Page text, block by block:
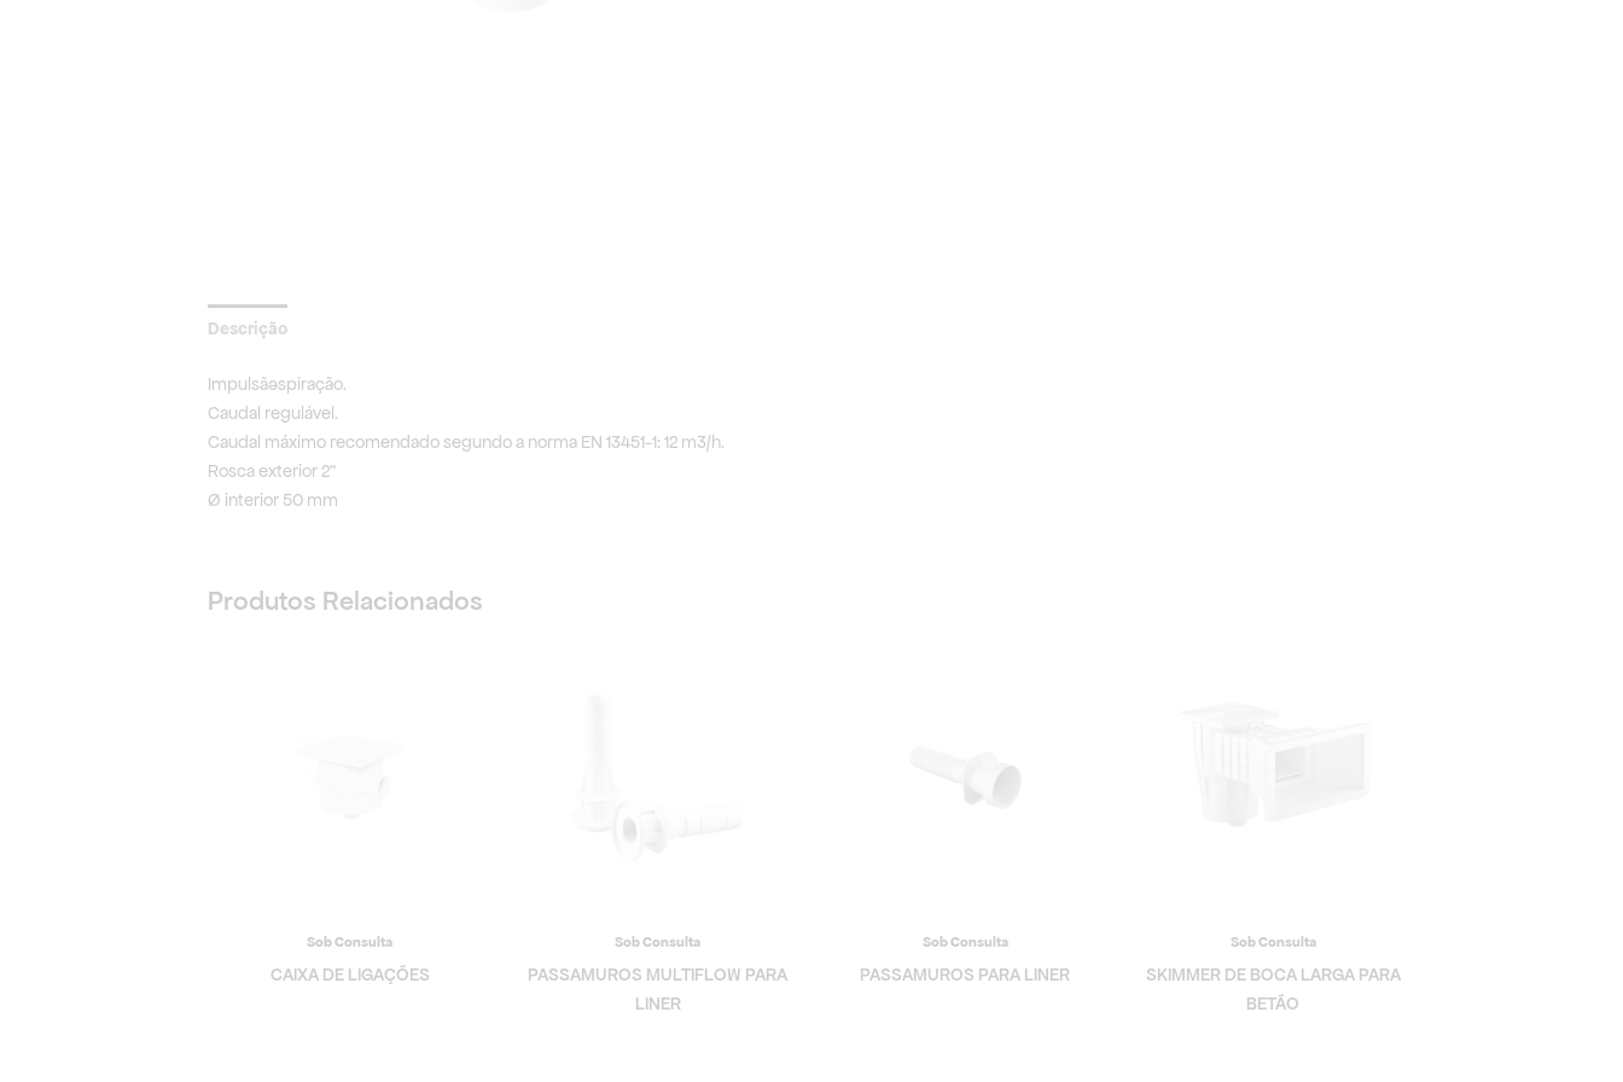
Descrição
Impulsão/aspiração.
Caudal regulável.
Caudal máximo recomendado segundo a norma EN 13451-1: 12 m3/h.
Rosca exterior 2”
Ø interior 50 mm
Produtos Relacionados
Sob Consulta
CAIXA DE LIGAÇÕES
Sob Consulta
PASSAMUROS MULTIFLOW PARA
LINER
Sob Consulta
PASSAMUROS PARA LINER
Sob Consulta
SKIMMER DE BOCA LARGA PARA
BETÃO